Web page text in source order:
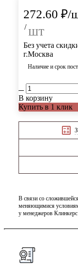
272.60 ₽/
/ шт
Без учета
г.Москва
Наличие и срок
В корзину
Купить в 1 клик
В связи со
меняющимися
у менеджеров Клинкерс